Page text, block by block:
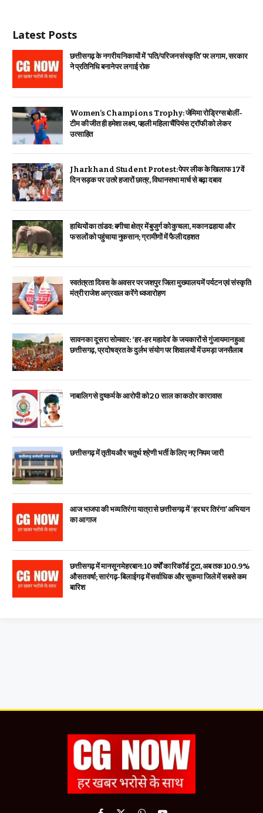
Latest Posts
छत्तीसगढ़ के नगरीय निकायों में ‘पति/परिजन संस्कृति’ पर लगाम, सरकार
ने प्रतिनिधि बनाने पर लगाई रोक
Women’s Champions Trophy: जेमिमा रोड्रिग्स बोलीं-
टीम की जीत ही हमेशा लक्ष्य, पहली महिला चैंपियंस ट्रॉफी को लेकर
उत्साहित
Jharkhand Student Protest: पेपर लीक के खिलाफ 17वें
दिन सड़क पर उतरे हजारों छात्र, विधानसभा मार्च से बढ़ा दबाव
हाथियों का तांडव: बगीचा क्षेत्र में बुजुर्ग को कुचला, मकान ढहाया और
फसलों को पहुंचाया नुकसान; ग्रामीणों में फैली दहशत
स्वतंत्रता दिवस के अवसर पर जशपुर जिला मुख्यालय में पर्यटन एवं संस्कृति
मंत्री राजेश अग्रवाल करेंगे ध्वजारोहण
सावन का दूसरा सोमवार: ‘हर-हर महादेव’ के जयकारों से गुंजायमान हुआ
छत्तीसगढ़, प्रदोष व्रत के दुर्लभ संयोग पर शिवालयों में उमड़ा जनसैलाब
नाबालिग से दुष्कर्म के आरोपी को 20 साल का कठोर कारावास
छत्तीसगढ़ में तृतीय और चतुर्थ श्रेणी भर्ती के लिए नए नियम जारी
आज भाजपा की भव्य तिरंगा यात्रा से छत्तीसगढ़ में ‘हर घर तिरंगा’ अभियान
का आगाज
छत्तीसगढ़ में मानसून मेहरबान: 10 वर्षों का रिकॉर्ड टूटा, अब तक 100.9%
औसत वर्षा; सारंगढ़-बिलाईगढ़ में सर्वाधिक और सुकमा जिले में सबसे कम
बारिश